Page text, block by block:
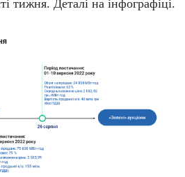
тижня. Деталі на інфографіці.